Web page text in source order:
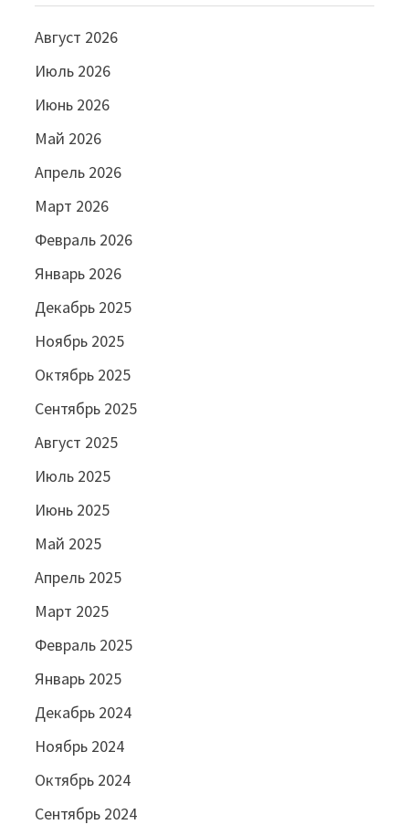
Август 2026
Июль 2026
Июнь 2026
Май 2026
Апрель 2026
Март 2026
Февраль 2026
Январь 2026
Декабрь 2025
Ноябрь 2025
Октябрь 2025
Сентябрь 2025
Август 2025
Июль 2025
Июнь 2025
Май 2025
Апрель 2025
Март 2025
Февраль 2025
Январь 2025
Декабрь 2024
Ноябрь 2024
Октябрь 2024
Сентябрь 2024